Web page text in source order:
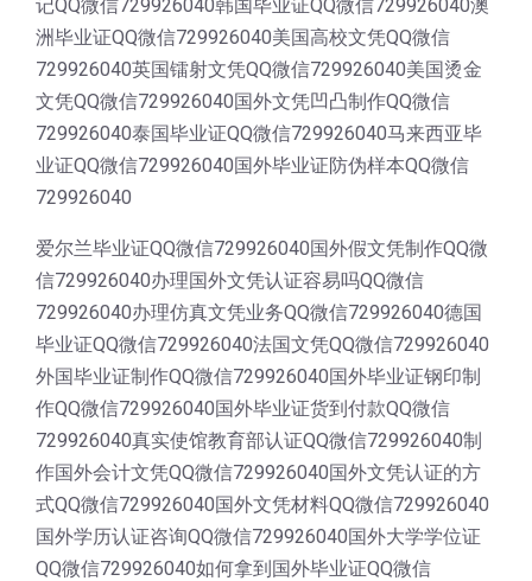
记QQ微信729926040韩国毕业证QQ微信729926040澳
洲毕业证QQ微信729926040美国高校文凭QQ微信
729926040英国镭射文凭QQ微信729926040美国烫金
文凭QQ微信729926040国外文凭凹凸制作QQ微信
729926040泰国毕业证QQ微信729926040马来西亚毕
业证QQ微信729926040国外毕业证防伪样本QQ微信
729926040
爱尔兰毕业证QQ微信729926040国外假文凭制作QQ微
信729926040办理国外文凭认证容易吗QQ微信
729926040办理仿真文凭业务QQ微信729926040德国
毕业证QQ微信729926040法国文凭QQ微信729926040
外国毕业证制作QQ微信729926040国外毕业证钢印制
作QQ微信729926040国外毕业证货到付款QQ微信
729926040真实使馆教育部认证QQ微信729926040制
作国外会计文凭QQ微信729926040国外文凭认证的方
式QQ微信729926040国外文凭材料QQ微信729926040
国外学历认证咨询QQ微信729926040国外大学学位证
QQ微信729926040如何拿到国外毕业证QQ微信